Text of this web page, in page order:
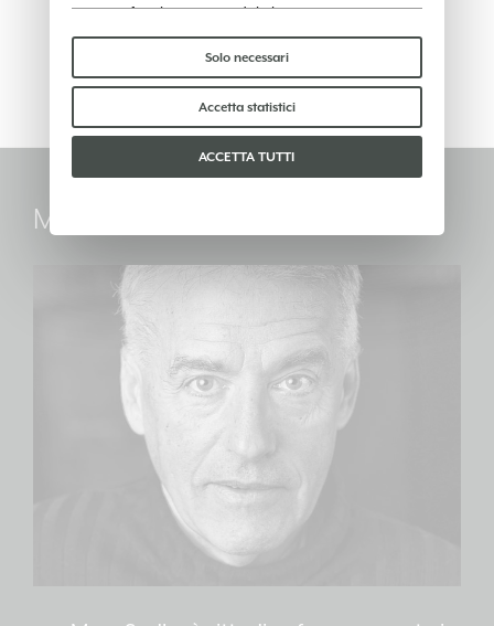
RIBOT - Tavolo estensibile 235-
340x100 (cover protettiva)
Cover protettiva
Marc Sadler
corretto funzionamento del sito e non trattano o
condividono con terzi alcun dato personale. Per
saperne di più puoi consultare la nostra
policy.
Per favore, scegli quali cookie accettare:
Solo necessari
Accetta statistici
ACCETTA TUTTI